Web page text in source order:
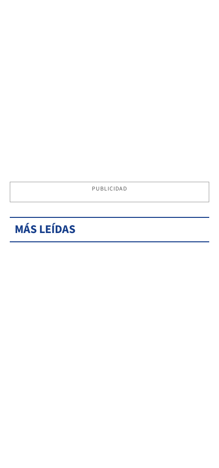
PUBLICIDAD
MÁS LEÍDAS